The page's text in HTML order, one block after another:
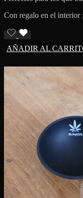
Con regalo en el interior
AÑADIR AL